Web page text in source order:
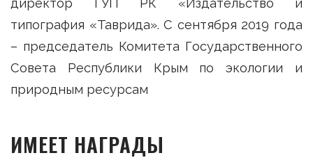
директор ГУП РК «Издательство и
типография «Таврида». С сентября 2019 года
– председатель Комитета Государственного
Совета Республики Крым по экологии и
природным ресурсам
ИМЕЕТ НАГРАДЫ